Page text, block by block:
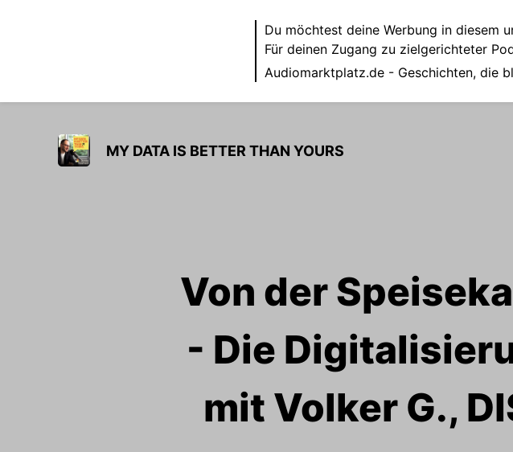
Du möchtest deine Werbung in diesem
Für deinen Zugang zu zielgerichteter
Audiomarktplatz.de- Geschichten, die
MY DATA IS BETTER THAN YOURS
Von der
- Die
mit Volker G.,